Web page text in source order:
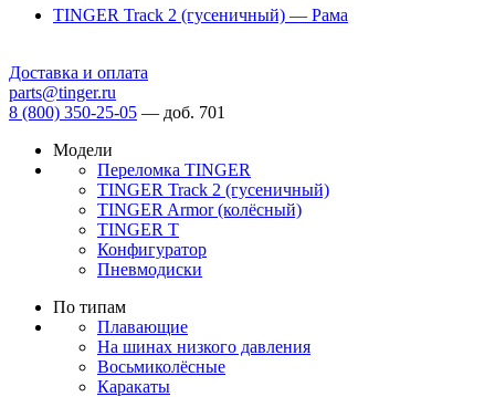
TINGER Track 2 (гусеничный) — Рама
Доставка и оплата
parts@tinger.ru
8 (800) 350-25-05 — доб. 701
Модели
Переломка TINGER
TINGER Track 2 (гусеничный)
TINGER Armor (колёсный)
TINGER T
Конфигуратор
Пневмодиски
По типам
Плавающие
На шинах низкого давления
Восьмиколёсные
Каракаты